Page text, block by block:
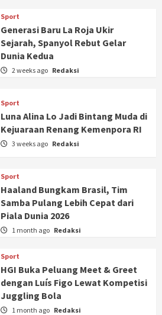
Sport
Generasi Baru La Roja Ukir
Sejarah, Spanyol Rebut Gelar
Dunia Kedua
2 weeks ago Redaksi
Sport
Luna Alina Lo Jadi Bintang Muda di
Kejuaraan Renang Kemenpora RI
3 weeks ago Redaksi
Sport
Haaland Bungkam Brasil, Tim
Samba Pulang Lebih Cepat dari
Piala Dunia 2026
1 month ago Redaksi
Sport
HGI Buka Peluang Meet & Greet
dengan Luís Figo Lewat Kompetisi
Juggling Bola
1 month ago Redaksi